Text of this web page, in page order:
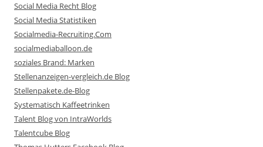
Social Media Recht Blog
Social Media Statistiken
Socialmedia-Recruiting.Com
socialmediaballoon.de
soziales Brand: Marken
Stellenanzeigen-vergleich.de Blog
Stellenpakete.de-Blog
Systematisch Kaffeetrinken
Talent Blog von IntraWorlds
Talentcube Blog